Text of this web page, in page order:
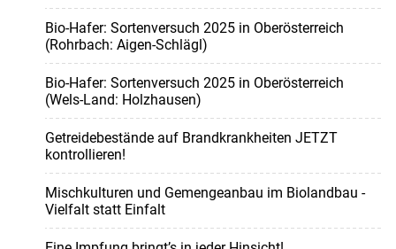
Bio-Hafer: Sortenversuch 2025 in Oberösterreich
(Rohrbach: Aigen-Schlägl)
Bio-Hafer: Sortenversuch 2025 in Oberösterreich
(Wels-Land: Holzhausen)
Getreidebestände auf Brandkrankheiten JETZT
kontrollieren!
Mischkulturen und Gemengeanbau im Biolandbau -
Vielfalt statt Einfalt